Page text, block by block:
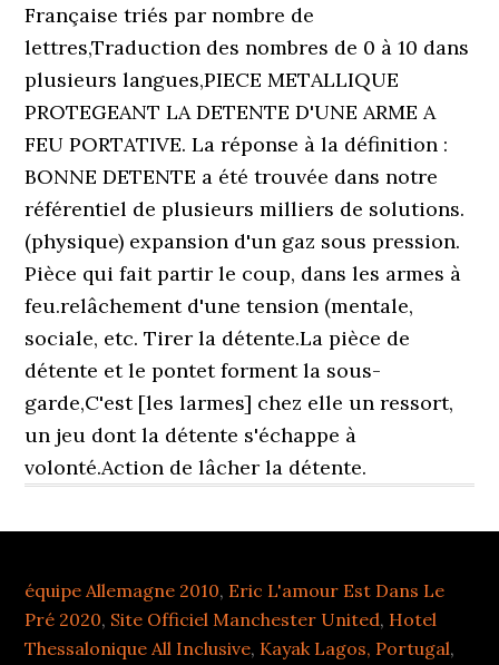
Française triés par nombre de
lettres,Traduction des nombres de 0 à 10 dans
plusieurs langues,PIECE METALLIQUE
PROTEGEANT LA DETENTE D'UNE ARME A
FEU PORTATIVE. La réponse à la définition :
BONNE DETENTE a été trouvée dans notre
référentiel de plusieurs milliers de solutions.
(physique) expansion d'un gaz sous pression.
Pièce qui fait partir le coup, dans les armes à
feu.relâchement d'une tension (mentale,
sociale, etc. Tirer la détente.La pièce de
détente et le pontet forment la sous-
garde,C'est [les larmes] chez elle un ressort,
un jeu dont la détente s'échappe à
volonté.Action de lâcher la détente.
équipe Allemagne 2010, Eric L'amour Est Dans Le
Pré 2020, Site Officiel Manchester United, Hotel
Thessalonique All Inclusive, Kayak Lagos, Portugal,